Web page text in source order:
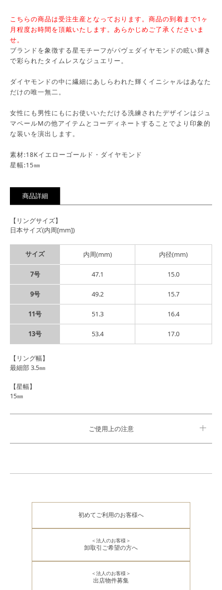
こちらの商品は受注生産となっております。商品の到着まで1ヶ
月程度お時間を頂戴いたします。あらかじめご了承くださいま
せ。
ブランドを象徴する星モチーフがパヴェダイヤモンドの眩い輝き
で彩られたタイムレスなジュエリー。
ダイヤモンドの中に繊細にあしらわれた輝くイニシャルはあなた
だけの唯一無二。
女性にも男性にもにお使いいただける洗練されたデザインはジュ
マペールMの他アイテムとコーディネートすることでより印象的
な装いを演出します。
素材:18Kイエローゴールド・ダイヤモンド
星幅:15㎜
商品詳細
【リングサイズ】
日本サイズ(内周[mm])
サイズ 内周(mm) 内径(mm)
7号 47.1 15.0
9号 49.2 15.7
11号 51.3 16.4
13号 53.4 17.0
【リング幅】
最細部 3.5㎜
【星幅】
15㎜
ご使用上の注意
初めてご利用のお客様へ
＜法人のお客様＞
卸取引ご希望の方へ
＜法人のお客様＞
出店物件募集